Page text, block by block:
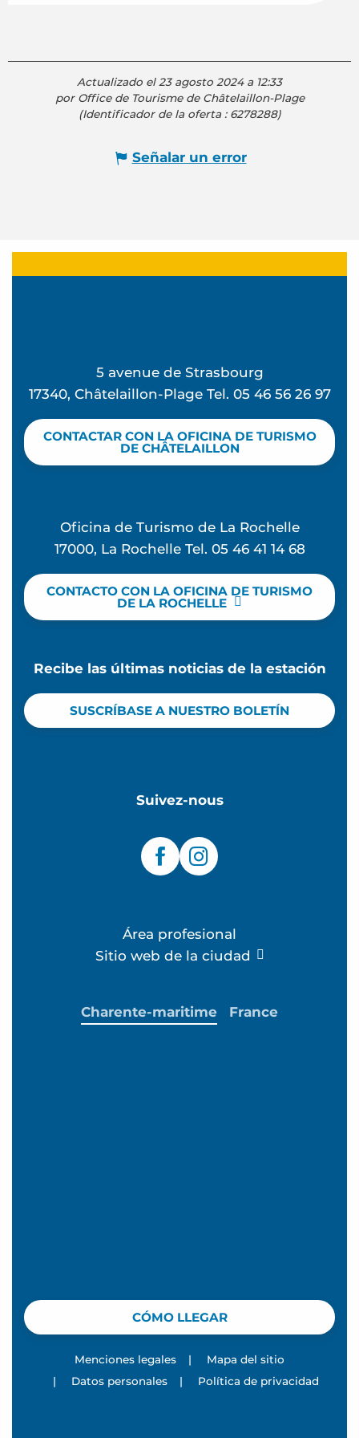
Actualizado el 23 agosto 2024 a 12:33
por Office de Tourisme de Châtelaillon-Plage
(Identificador de la oferta : 6278288)
Señalar un error
5 avenue de Strasbourg
17340, Châtelaillon-Plage Tel. 05 46 56 26 97
CONTACTAR CON LA OFICINA DE TURISMO
DE CHÂTELAILLON
Oficina de Turismo de La Rochelle
17000, La Rochelle Tel. 05 46 41 14 68
CONTACTO CON LA OFICINA DE TURISMO
DE LA ROCHELLE
Recibe las últimas noticias de la estación
SUSCRÍBASE A NUESTRO BOLETÍN
Suivez-nous
Área profesional
Sitio web de la ciudad
CÓMO LLEGAR
Charente-maritime France
Menciones legales |
Mapa del sitio
|
Datos personales | Política de privacidad